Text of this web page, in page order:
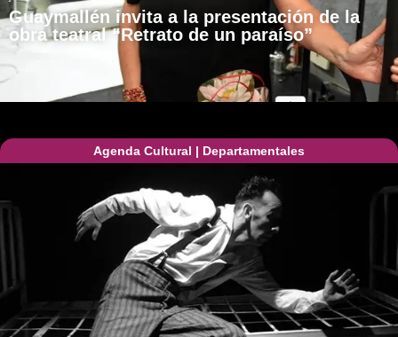
Guaymallén invita a la presentación de la
obra teatral “Retrato de un paraíso”
Agenda Cultural | Departamentales